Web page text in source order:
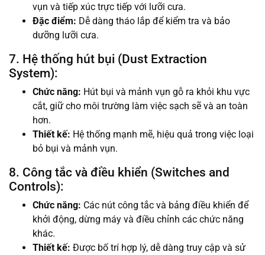
vụn và tiếp xúc trực tiếp với lưỡi cưa.
Đặc điểm: Dễ dàng tháo lắp để kiểm tra và bảo
dưỡng lưỡi cưa.
7. Hệ thống hút bụi (Dust Extraction
System):
Chức năng: Hút bụi và mảnh vụn gỗ ra khỏi khu vực
cắt, giữ cho môi trường làm việc sạch sẽ và an toàn
hơn.
Thiết kế: Hệ thống mạnh mẽ, hiệu quả trong việc loại
bỏ bụi và mảnh vụn.
8. Công tắc và điều khiển (Switches and
Controls):
Chức năng: Các nút công tắc và bảng điều khiển để
khởi động, dừng máy và điều chỉnh các chức năng
khác.
Thiết kế: Được bố trí hợp lý, dễ dàng truy cập và sử